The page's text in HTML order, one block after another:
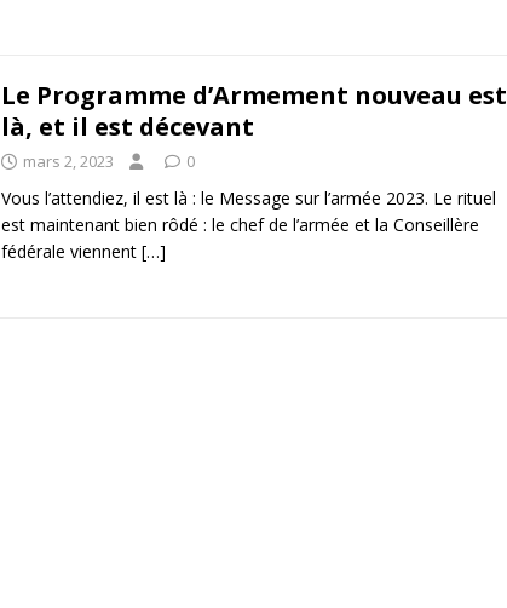
Le Programme d’Armement nouveau est
là, et il est décevant
mars 2, 2023 0
Vous l’attendiez, il est là : le Message sur l’armée 2023. Le rituel
est maintenant bien rôdé : le chef de l’armée et la Conseillère
fédérale viennent […]